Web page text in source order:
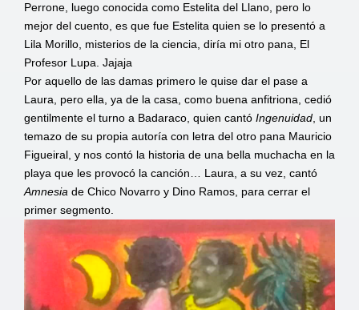
Perrone, luego conocida como Estelita del Llano, pero lo
mejor del cuento, es que fue Estelita quien se lo presentó a
Lila Morillo, misterios de la ciencia, diría mi otro pana, El
Profesor Lupa. Jajaja
Por aquello de las damas primero le quise dar el pase a
Laura, pero ella, ya de la casa, como buena anfitriona, cedió
gentilmente el turno a Badaraco, quien cantó Ingenuidad , un
temazo de su propia autoría con letra del otro pana Mauricio
Figueiral, y nos contó la historia de una bella muchacha en la
playa que les provocó la canción… Laura, a su vez, cantó
Amnesia de Chico Novarro y Dino Ramos, para cerrar el
primer segmento.